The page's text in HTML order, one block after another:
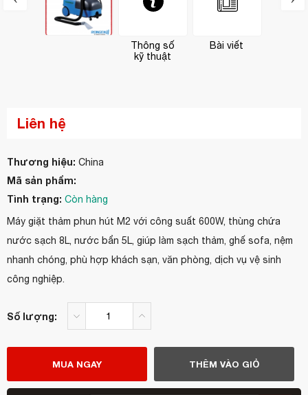
Thông số
kỹ thuật
Bài viết
Liên hệ
Thương hiệu: China
Mã sản phẩm:
Tình trạng: Còn hàng
Máy giặt thảm phun hút M2 với công suất 600W, thùng chứa
nước sạch 8L, nước bẩn 5L, giúp làm sạch thảm, ghế sofa, nệm
nhanh chóng, phù hợp khách sạn, văn phòng, dịch vụ vệ sinh
công nghiệp.
Số lượng:
MUA NGAY THÊM VÀO GIỎ